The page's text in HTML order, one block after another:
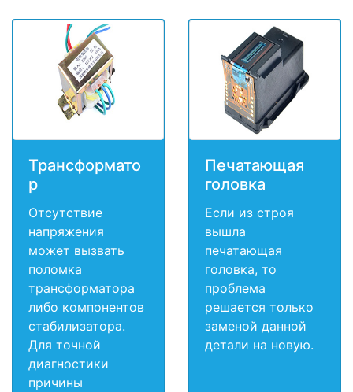
Трансформато
р
Отсутствие
напряжения
может вызвать
поломка
трансформатора
либо компонентов
стабилизатора.
Для точной
диагностики
причины
Печатающая
головка
Если из строя
вышла
печатающая
головка, то
проблема
решается только
заменой данной
детали на новую.